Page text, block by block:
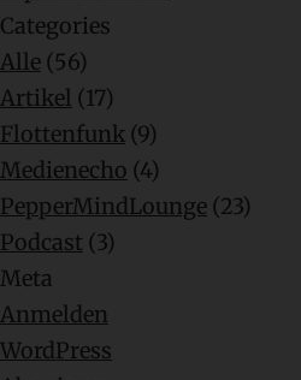
Categories
Alle (56)
Artikel (17)
Flottenfunk (9)
Medienecho (4)
PepperMindLounge (23)
Podcast (3)
Meta
Anmelden
WordPress